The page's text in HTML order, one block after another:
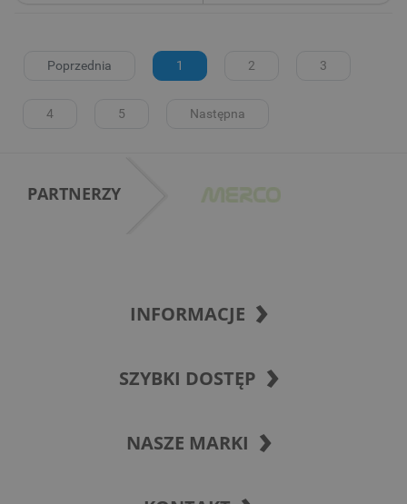
Poprzednia 1 2 3
4 5 Następna
PARTNERZY
INFORMACJE
SZYBKI DOSTĘP
NASZE MARKI